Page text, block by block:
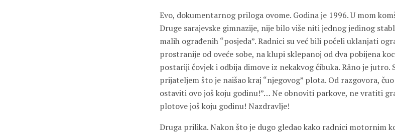
Evo, dokumentarnog priloga ovome. Godina je 1996. U mom
Druge sarajevske gimnazije, nije bilo više niti jednog jedinog
malih ograđenih “posjeda”. Radnici su već bili počeli uklanjati
prostranije od oveće sobe, na klupi sklepanoj od dva pobijena
postariji čovjek i odbija dimove iz nekakvog čibuka. Râno je jutro.
prijateljem što je naišao kraj “njegovog” plota. Od razgovora,
ostaviti ovo još koju godinu!”… Ne obnoviti parkove, ne vratiti
plotove još koju godinu! Nazdravlje!
Druga prilika. Nakon što je dugo gledao kako radnici motornim